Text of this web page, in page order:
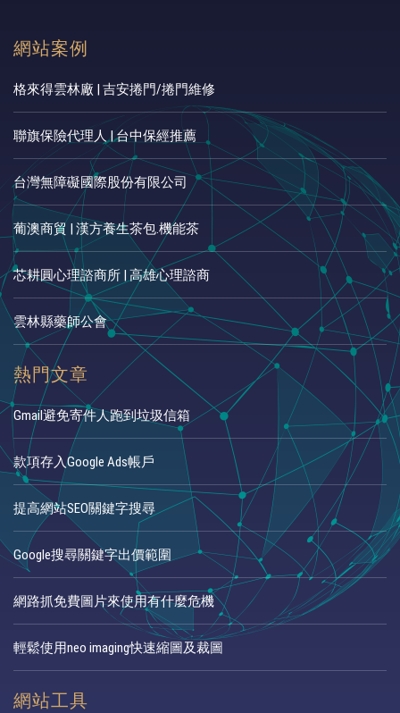
網站案例
格來得雲林廠 | 吉安捲門/捲門維修
聯旗保險代理人 | 台中保經推薦
台灣無障礙國際股份有限公司
葡澳商貿 | 漢方養生茶包.機能茶
芯耕圓心理諮商所 | 高雄心理諮商
雲林縣藥師公會
熱門文章
Gmail避免寄件人跑到垃圾信箱
款項存入Google Ads帳戶
提高網站SEO關鍵字搜尋
Google搜尋關鍵字出價範圍
網路抓免費圖片來使用有什麼危機
輕鬆使用neo imaging快速縮圖及裁圖
網站工具